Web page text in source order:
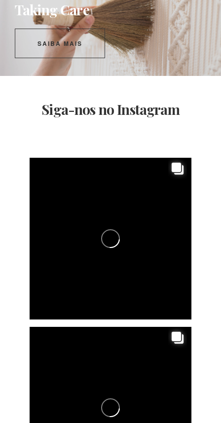
Taking Care
SAIBA MAIS
Siga-nos no Instagram